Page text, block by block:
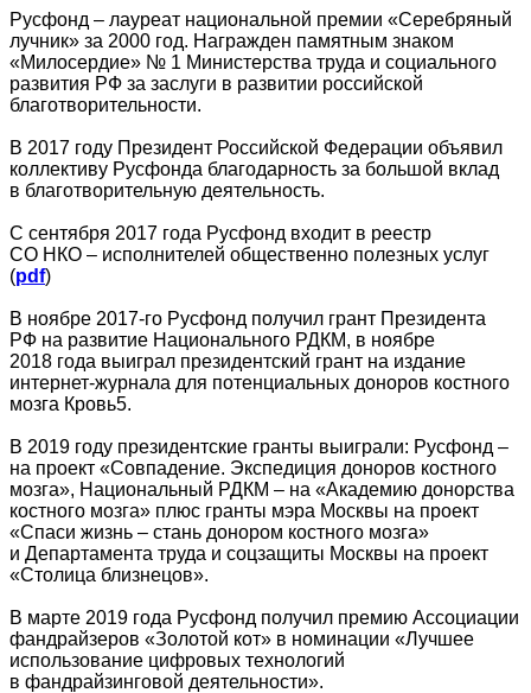
Русфонд – лауреат национальной премии «Серебряный
лучник» за 2000 год. Награжден памятным знаком
«Милосердие» № 1 Министерства труда и социального
развития РФ за заслуги в развитии российской
благотворительности.
В 2017 году Президент Российской Федерации объявил
коллективу Русфонда благодарность за большой вклад
в благотворительную деятельность.
С сентября 2017 года Русфонд входит в реестр
СО НКО – исполнителей общественно полезных услуг
(pdf)
В ноябре 2017-го Русфонд получил грант Президента
РФ на развитие Национального РДКМ, в ноябре
2018 года выиграл президентский грант на издание
интернет-журнала для потенциальных доноров костного
мозга Кровь5.
В 2019 году президентские гранты выиграли: Русфонд –
на проект «Совпадение. Экспедиция доноров костного
мозга», Национальный РДКМ – на «Академию донорства
костного мозга» плюс гранты мэра Москвы на проект
«Спаси жизнь – стань донором костного мозга»
и Департамента труда и соцзащиты Москвы на проект
«Столица близнецов».
В марте 2019 года Русфонд получил премию Ассоциации
фандрайзеров «Золотой кот» в номинации «Лучшее
использование цифровых технологий
в фандрайзинговой деятельности».